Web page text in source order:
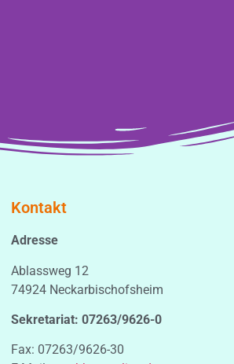
Kontakt
Adresse
Ablassweg 12
74924 Neckarbischofsheim
Sekretariat: 07263/9626-0
Fax: 07263/9626-30